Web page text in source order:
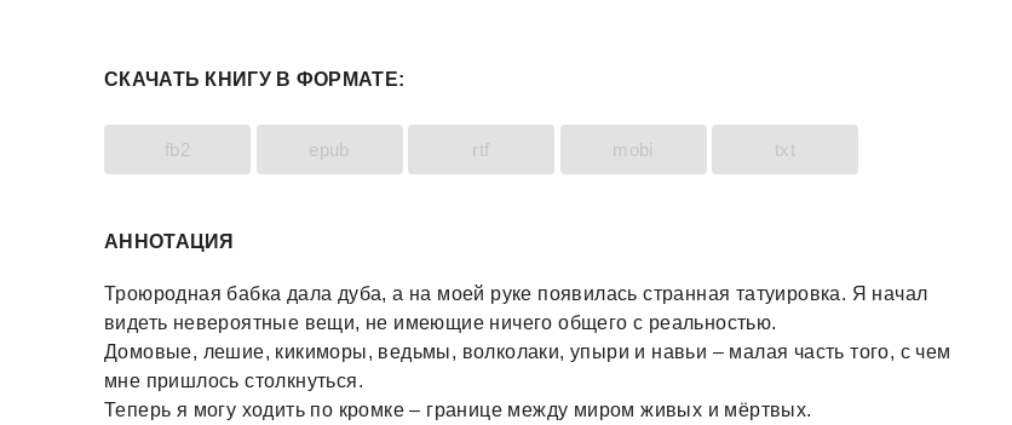
СКАЧАТЬ КНИГУ В ФОРМАТЕ:
fb2 epub rtf mobi txt
АННОТАЦИЯ
Троюродная бабка дала дуба, а на моей руке появилась странная татуировка. Я начал
видеть невероятные вещи, не имеющие ничего общего с реальностью.
Домовые, лешие, кикиморы, ведьмы, волколаки, упыри и навьи – малая часть того, с чем
мне пришлось столкнуться.
Теперь я могу ходить по кромке – границе между миром живых и мёртвых.